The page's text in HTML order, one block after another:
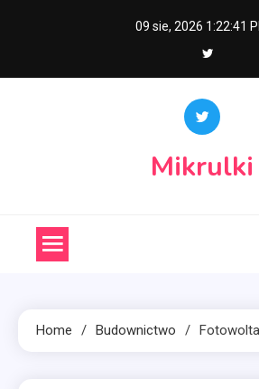
09 sie, 2026 1:22:42
Mikrulki
Home Budownictwo